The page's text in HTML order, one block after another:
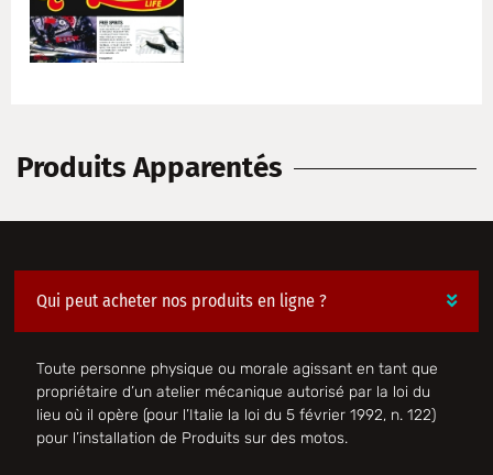
Produits Apparentés
Qui peut acheter nos produits en ligne ?
Toute personne physique ou morale agissant en tant que
propriétaire d’un atelier mécanique autorisé par la loi du
lieu où il opère (pour l’Italie la loi du 5 février 1992, n. 122)
pour l’installation de Produits sur des motos.